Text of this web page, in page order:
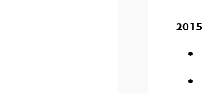
2015